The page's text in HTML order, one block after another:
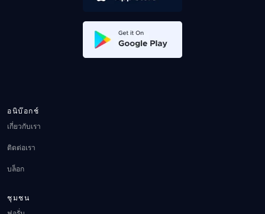
อนิบ๊อกช์
เกี่ยวกับเรา
ติดต่อเรา
บล็อก
ชุมชน